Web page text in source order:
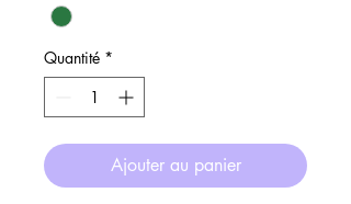
Quantité *
Ajouter au panier